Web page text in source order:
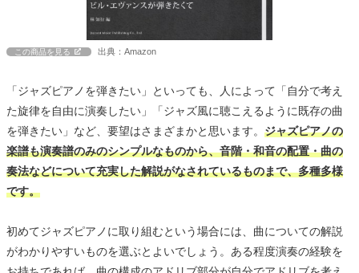
この商品を見る 出典：Amazon
「ジャズピアノを弾きたい」といっても、人によって「自分で考え
た旋律を自由に演奏したい」「ジャズ風に聴こえるように既存の曲
を弾きたい」など、要望はさまざまかと思います。 ジャズピアノの
楽譜も演奏譜のみのシンプルなものから、音階・和音の配置・曲の
奏法などについて充実した解説がなされているものまで、多種多様
です。
初めてジャズピアノに取り組むという場合には、曲についての解説
がわかりやすいものを選ぶとよいでしょう。ある程度演奏の経験を